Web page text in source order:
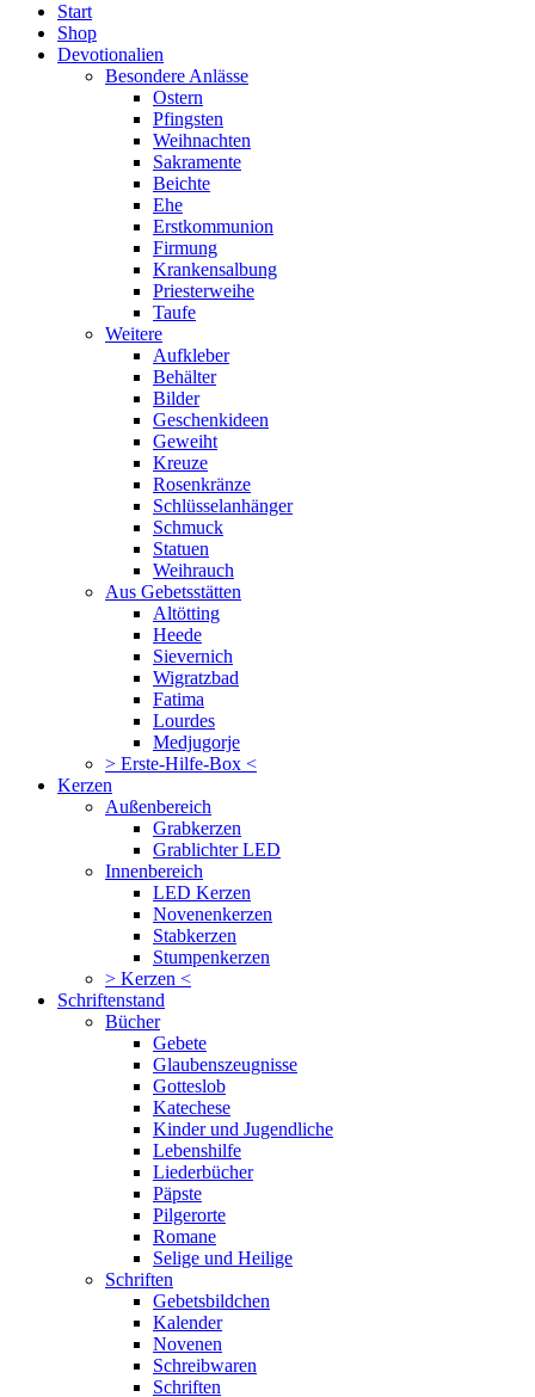
Start
Shop
Devotionalien
Besondere Anlässe
Ostern
Pfingsten
Weihnachten
Sakramente
Beichte
Ehe
Erstkommunion
Firmung
Krankensalbung
Priesterweihe
Taufe
Weitere
Aufkleber
Behälter
Bilder
Geschenkideen
Geweiht
Kreuze
Rosenkränze
Schlüsselanhänger
Schmuck
Statuen
Weihrauch
Aus Gebetsstätten
Altötting
Heede
Sievernich
Wigratzbad
Fatima
Lourdes
Medjugorje
> Erste-Hilfe-Box <
Kerzen
Außenbereich
Grabkerzen
Grablichter LED
Innenbereich
LED Kerzen
Novenenkerzen
Stabkerzen
Stumpenkerzen
> Kerzen <
Schriftenstand
Bücher
Gebete
Glaubenszeugnisse
Gotteslob
Katechese
Kinder und Jugendliche
Lebenshilfe
Liederbücher
Päpste
Pilgerorte
Romane
Selige und Heilige
Schriften
Gebetsbildchen
Kalender
Novenen
Schreibwaren
Schriften